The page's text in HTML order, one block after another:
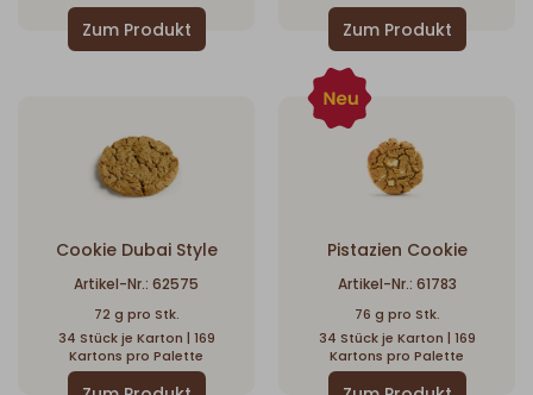
Cookie Dubai Style
Artikel-Nr.: 62575
72 g pro Stk.
34 Stück je Karton | 169
Kartons pro Palette
Pistazien Cookie
Artikel-Nr.: 61783
76 g pro Stk.
34 Stück je Karton | 169
Kartons pro Palette